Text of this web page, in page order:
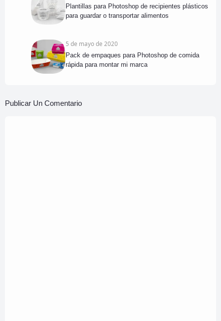
Plantillas para Photoshop de recipientes plásticos
para guardar o transportar alimentos
5 de mayo de 2020
Pack de empaques para Photoshop de comida
rápida para montar mi marca
Publicar Un Comentario